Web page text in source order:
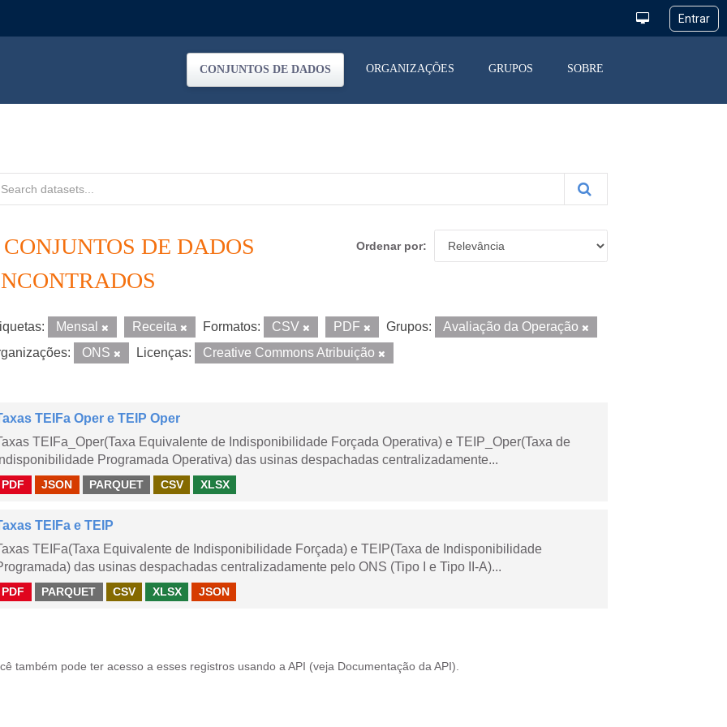
CONJUNTOS DE DADOS ORGANIZAÇÕES GRUPOS SOBRE
Ordenar por
CONJUNTOS DE DADOS
Mensal Receita Formatos: CSV PDF Grupos:
Avaliação da Operação
ONS Licenças: Creative Commons Atribuição
TEIFa Oper e TEIP Oper
TEIFa_Oper(Taxa Equivalente de Indisponibilidade Forçada Operativa) e TEIP_Oper(Taxa de
Indisponibilidade Programada Operativa) das usinas despachadas centralizadamente...
PDF JSON PARQUET CSV XLSX
TEIFa e TEIP
TEIFa(Taxa Equivalente de Indisponibilidade Forçada) e TEIP(Taxa de Indisponibilidade
das usinas despachadas centralizadamente pelo ONS (Tipo I e Tipo II-A)...
PDF PARQUET CSV XLSX JSON
também pode ter acesso a esses registros usando a API (veja Documentação da API ).